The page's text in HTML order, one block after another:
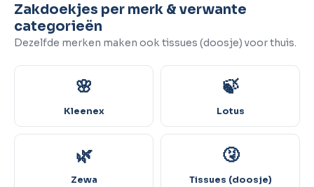
Zakdoekjes per merk & verwante
categorieën
Dezelfde merken maken ook tissues (doosje) voor thuis.
🌸
Kleenex
🍃
Lotus
🌿
Zewa
🤧
Tissues (doosje)